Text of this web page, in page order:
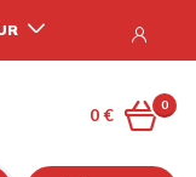
0
0 €